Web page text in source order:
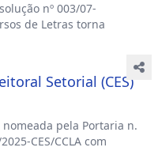
nº 003/07-
de Letras torna
Setorial (CES)
nomeada pela Portaria n.
CES/CCLA com